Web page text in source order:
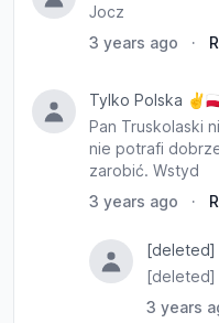
Jocz
3 years ago
·
Tylko Polska
Pan Truskolaski
nie potrafi
zarobić. Wstyd
3 years ago
·
[deleted]
[deleted]
3 years